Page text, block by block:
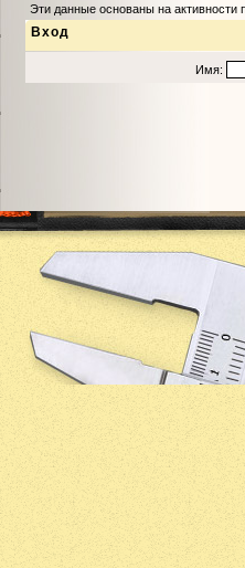
Эти данные основаны на активности
Вход
Имя: